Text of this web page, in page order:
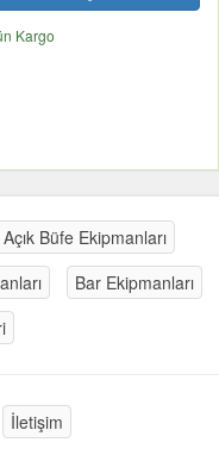
Kargo
Açık Büfe Ekipmanları
Bar Ekipmanları
İletişim